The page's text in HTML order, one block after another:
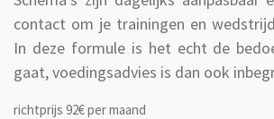
contact om je trainingen en
In deze formule is het echt de
gaat, voedingsadvies is dan ook
richtprijs 92€ per maand